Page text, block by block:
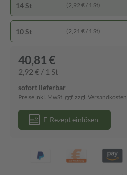
14 St (2,92 € / 1 St)
10 St (2,21 € / 1 St)
40,81 €
2,92 € / 1 St
sofort lieferbar
Preise inkl. MwSt. ggf. zzgl. Versandkosten
E-Rezept einlösen